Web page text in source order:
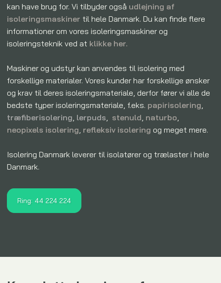
kan have brug for. Vi tilbyder også udlejning af
isoleringsmaskiner til hele Danmark. Du kan finde flere
informationer om vores isoleringsmaskiner og
isoleringsteknik ved at klikke her.
Maskiner og udstyr kan anvendes til isolering med
forskellige materialer. Vores kunder har forskellige ønsker
og krav til deres isoleringsmateriale, derfor fører vi alle de
bedste typer isoleringsmateriale, f.eks. papirisolering,
træfiberisolering, lerpuds, stenuld, naturbo,
neopixels isolering, refleksiv isolering og meget mere.
Isolering Danmark leverer til isolatører og trælaster i hele
Danmark. ​
Ring: 44 224 224